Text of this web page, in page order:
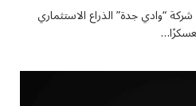
2026 أطلقت شركة “وادي جدة” الذراع الاستثماري